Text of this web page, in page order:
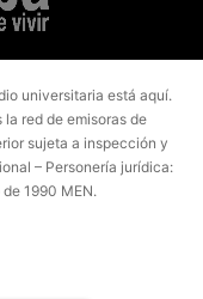
universitaria está aquí.
red de emisoras de
sujeta a inspección y
– Personería jurídica:
1990 MEN.